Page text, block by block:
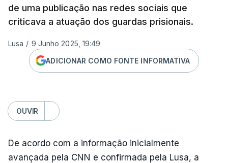
de uma publicação nas redes sociais que
criticava a atuação dos guardas prisionais.
Lusa / 9 Junho 2025, 19:49
ADICIONAR COMO FONTE INFORMATIVA
OUVIR
De acordo com a informação inicialmente
avançada pela CNN e confirmada pela Lusa, a